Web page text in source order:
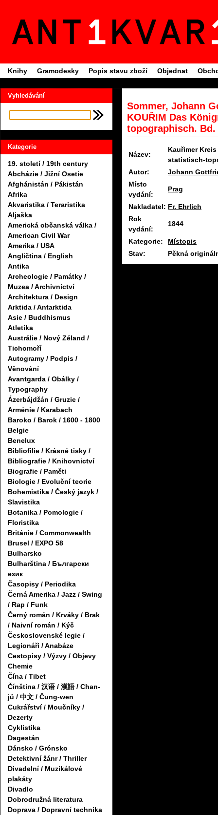
Knihy Gramodesky Popis stavu zboží Objednat
Vyhledávání
Kategorie
19. století / 19th century
Abcházie / Jižní Osetie
Afghánistán / Pákistán
Afrika
Akvaristika / Teraristika
Aljaška
Americká občanská válka /
American Civil War
Amerika / USA
Angličtina / English
Antika
Archeologie / Památky /
Muzea / Archivnictví
Architektura / Design
Arktida / Antarktida
Asie / Buddhismus
Atletika
Austrálie / Nový Zéland /
Tichomoří
Autogramy / Podpis /
Věnování
Avantgarda / Obálky /
Typography
Ázerbájdžán / Gruzie /
Arménie / Karabach
Baroko / Barok / 1600 - 1800
Belgie
Benelux
Bibliofilie / Krásné tisky /
Bibliografie / Knihovnictví
Biografie / Paměti
Biologie / Evoluční teorie
Bohemistika / Český jazyk /
Slavistika
Botanika / Pomologie /
Floristika
Británie / Commonwealth
Brusel / EXPO 58
Bulharsko
Bulharština / Български
език
Časopisy / Periodika
Černá Amerika / Jazz / Swing
/ Rap / Funk
Černý román / Krváky / Brak
/ Naivní román / Kýč
Československé legie /
Legionáři / Anabáze
Cestopisy / Výzvy / Objevy
Chemie
Čína / Tibet
Čínština / 汉语 / 漢語 / Chan-
jü / 中文 / Čung-wen
Cukrářství / Moučníky /
Dezerty
Cyklistika
Dagestán
Dánsko / Grónsko
Detektivní žánr / Thriller
Divadelní / Muzikálové
plakáty
Divadlo
Dobrodružná literatura
Doprava / Dopravní technika
Sommer, Johann
KOUŘIM Das
topographisch. Bd.
Název:
Kauřimer
statistisch-
Autor:
Johann
Místo
vydání:
Prag
Nakladatel: Fr. Ehrlich
Rok
vydání:
1844
Kategorie:
Místopis
Stav:
Pěkná